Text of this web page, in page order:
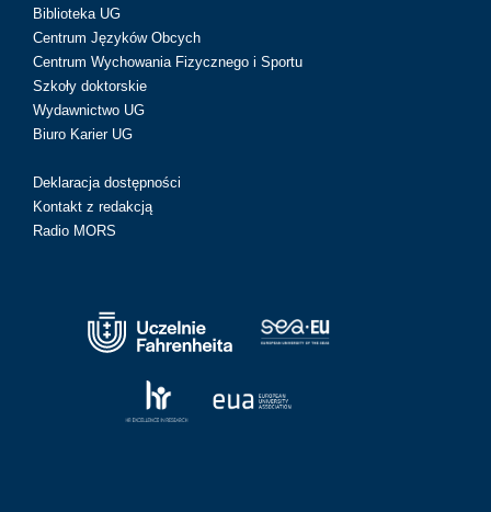
Biblioteka UG
Centrum Języków Obcych
Centrum Wychowania Fizycznego i Sportu
Szkoły doktorskie
Wydawnictwo UG
Biuro Karier UG
Deklaracja dostępności
Kontakt z redakcją
Radio MORS